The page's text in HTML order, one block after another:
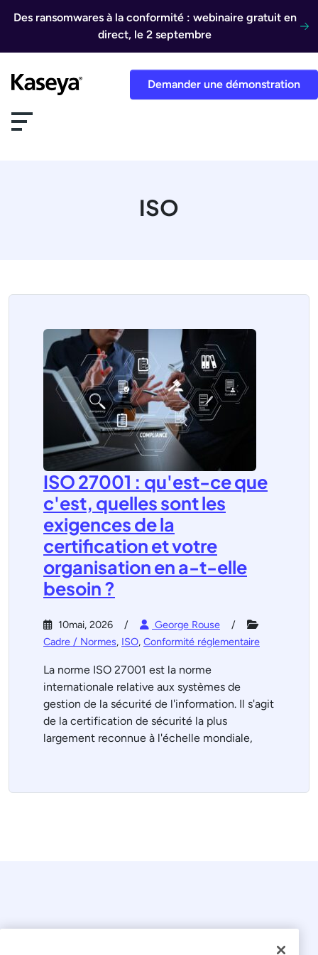
Des ransomwares à la conformité : webinaire gratuit en
direct, le 2 septembre
Demander une démonstration
ISO
ISO 27001 : qu'est-ce que
c'est, quelles sont les
exigences de la
certification et votre
organisation en a-t-elle
besoin ?
10mai, 2026
George Rouse
Cadre / Normes, ISO, Conformité réglementaire
La norme ISO 27001 est la norme
internationale relative aux systèmes de
gestion de la sécurité de l'information. Il s'agit
de la certification de sécurité la plus
largement reconnue à l'échelle mondiale,